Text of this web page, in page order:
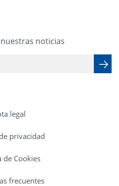
noticias
legal
privacidad
de Cookies
frecuentes